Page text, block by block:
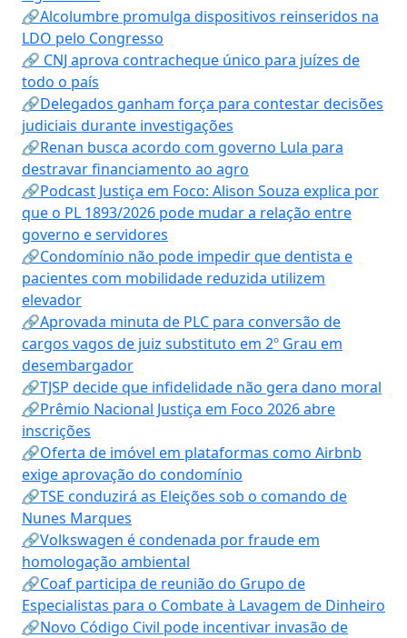
🔗Alcolumbre promulga dispositivos reinseridos na
LDO pelo Congresso
🔗 CNJ aprova contracheque único para juízes de
todo o país
🔗Delegados ganham força para contestar decisões
judiciais durante investigações
🔗Renan busca acordo com governo Lula para
destravar financiamento ao agro
🔗Podcast Justiça em Foco: Alison Souza explica por
que o PL 1893/2026 pode mudar a relação entre
governo e servidores
🔗Condomínio não pode impedir que dentista e
pacientes com mobilidade reduzida utilizem
elevador
🔗Aprovada minuta de PLC para conversão de
cargos vagos de juiz substituto em 2º Grau em
desembargador
🔗TJSP decide que infidelidade não gera dano moral
🔗Prêmio Nacional Justiça em Foco 2026 abre
inscrições
🔗Oferta de imóvel em plataformas como Airbnb
exige aprovação do condomínio
🔗TSE conduzirá as Eleições sob o comando de
Nunes Marques
🔗Volkswagen é condenada por fraude em
homologação ambiental
🔗Coaf participa de reunião do Grupo de
Especialistas para o Combate à Lavagem de Dinheiro
🔗Novo Código Civil pode incentivar invasão de